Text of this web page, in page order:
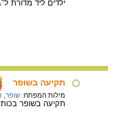
ילדים ליד מדורת
תקיעה בשופר
מילות המפתח: שופר
תקיעה בשופר